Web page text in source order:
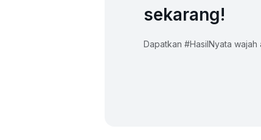
sekarang!
Dapatkan #HasilNyata